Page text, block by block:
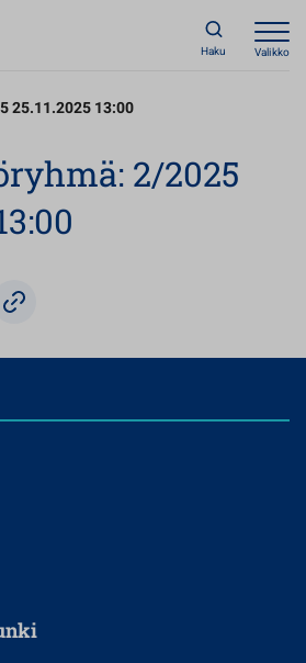
Haku Valikko
25.11.2025 13:00
2/2025